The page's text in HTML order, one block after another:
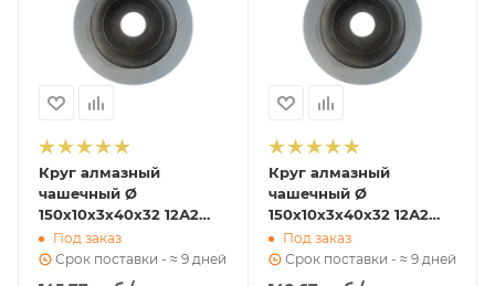
Круг алмазный
чашечный Ø
150х10х3х40х32 12А2
угол 45 градусов АС 4
125/100 В2-01 58 к ГОСТ
Под заказ
Срок поставки - ≈ 9 дней
Круг алмазный
чашечный Ø
150х10х3х40х32 12А2
угол 45 градусов АС 4
100/80 В2-01 58 к ГОСТ
Под заказ
Срок поставки - ≈ 9 дней